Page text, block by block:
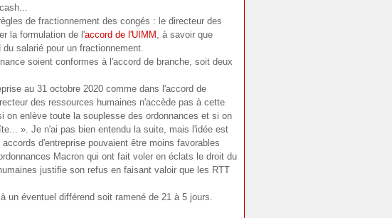
de fractionnement des congés : le directeur des
la formulation de l'accord de l'UIMM , à savoir que
salarié pour un fractionnement.
soient conformes à l'accord de branche, soit deux
au 31 octobre 2020 comme dans l'accord de
des ressources humaines n'accède pas à cette
on enlève toute la souplesse des ordonnances et si on
». Je n'ai pas bien entendu la suite, mais l'idée est
d'entreprise pouvaient être moins favorables
Macron qui ont fait voler en éclats le droit du
justifie son refus en faisant valoir que les RTT
un éventuel différend soit ramené de 21 à 5 jours.